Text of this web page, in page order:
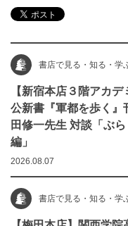
書店で見る・知る・学
【新宿本店３階アカ
公新書『軍都を歩く
田修一先生 対談「ぶ
編」
2026.08.07
書店で見る・知る・学